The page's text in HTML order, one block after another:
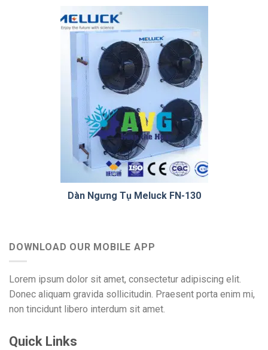
Dàn Ngưng Tụ Meluck FN-130
DOWNLOAD OUR MOBILE APP
Lorem ipsum dolor sit amet, consectetur adipiscing elit.
Donec aliquam gravida sollicitudin. Praesent porta enim mi,
non tincidunt libero interdum sit amet.
Quick Links